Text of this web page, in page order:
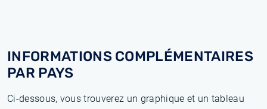
INFORMATIONS COMPLÉMENTAIRES
PAR PAYS
Ci-dessous, vous trouverez un graphique et un tableau